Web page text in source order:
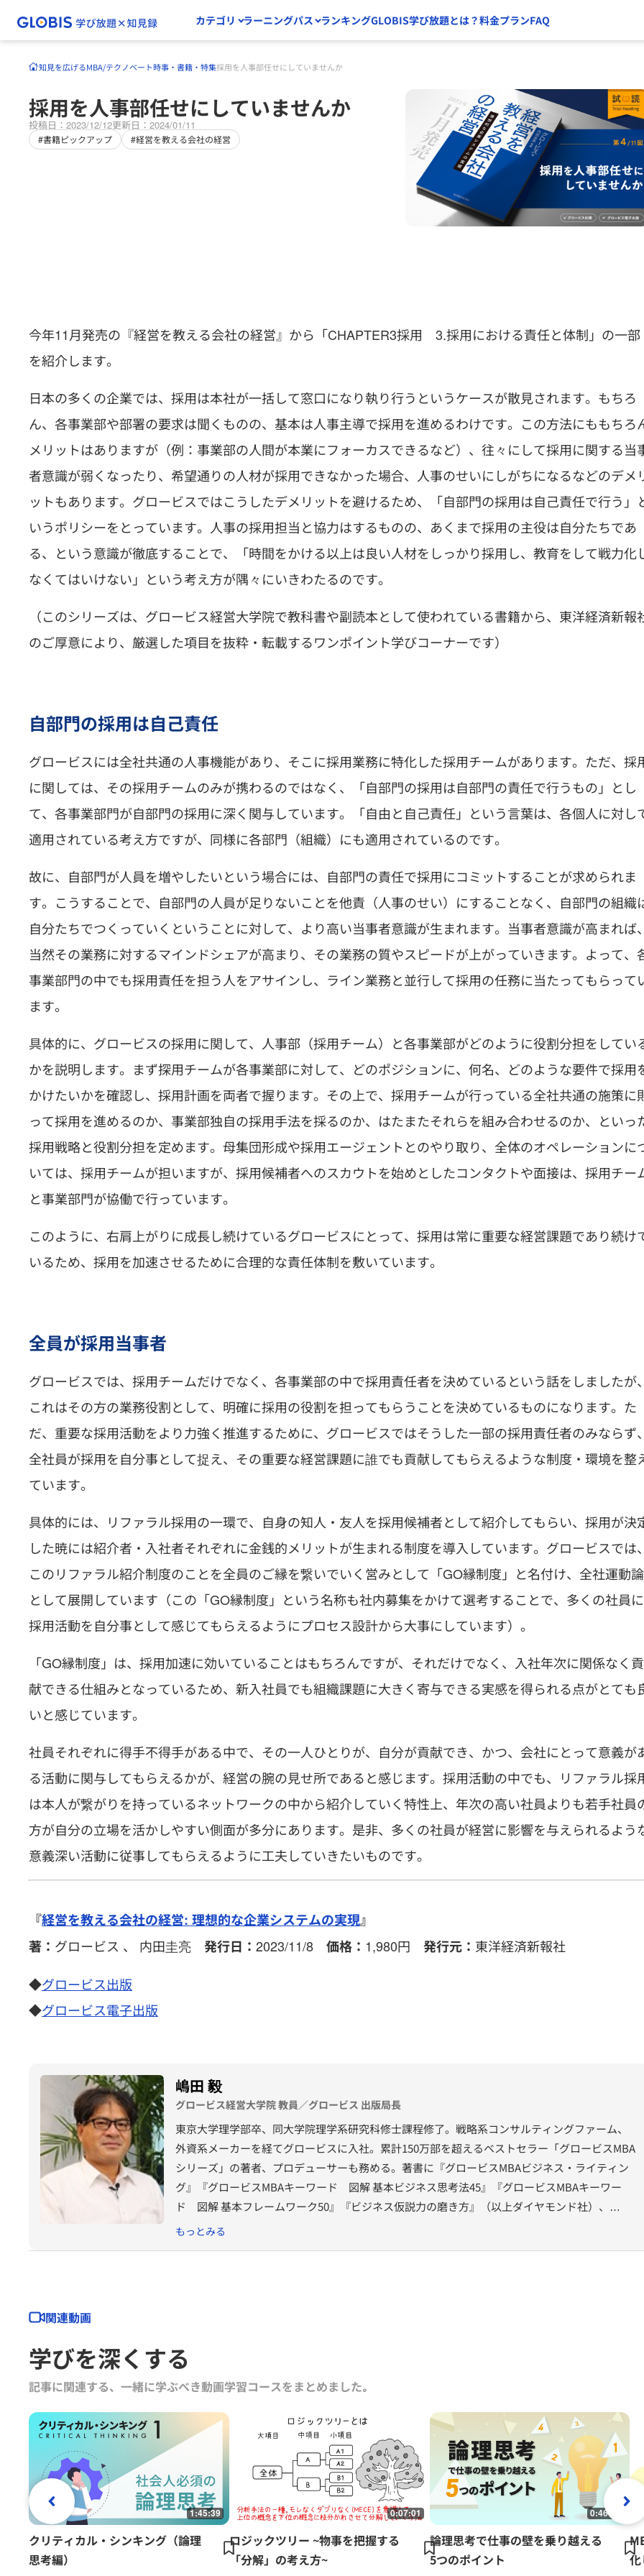
カテゴリ ラーニングパス ランキングGLOBIS学び放題とは？料金プランFAQ
知見を広げるMBA/テクノベート時事・書籍・特集採用を人事部任せにしていませんか
採用を人事部任せにしていませんか
投稿日：2023/12/12更新日：2024/01/11
#書籍ピックアップ #経営を教える会社の経営
今年11月発売の『経営を教える会社の経営』から「CHAPTER3採用 3.採用における責任と体制」の一部
を紹介します。
日本の多くの企業では、採用は本社が一括して窓口になり執り行うというケースが散見されます。もちろ
ん、各事業部や部署の要求は聞くものの、基本は人事主導で採用を進めるわけです。この方法にももちろ
メリットはありますが（例：事業部の人間が本業にフォーカスできるなど）、往々にして採用に関する当
者意識が弱くなったり、希望通りの人材が採用できなかった場合、人事のせいにしがちになるなどのデメ
ットもあります。グロービスではこうしたデメリットを避けるため、「自部門の採用は自己責任で行う」
いうポリシーをとっています。人事の採用担当と協力はするものの、あくまで採用の主役は自分たちであ
る、という意識が徹底することで、「時間をかける以上は良い人材をしっかり採用し、教育をして戦力化
なくてはいけない」という考え方が隅々にいきわたるのです。
（このシリーズは、グロービス経営大学院で教科書や副読本として使われている書籍から、東洋経済新報
のご厚意により、厳選した項目を抜粋・転載するワンポイント学びコーナーです）
自部門の採用は自己責任
グロービスには全社共通の人事機能があり、そこに採用業務に特化した採用チームがあります。ただ、採
に関しては、その採用チームのみが携わるのではなく、「自部門の採用は自部門の責任で行うもの」とし
て、各事業部門が自部門の採用に深く関与しています。「自由と自己責任」という言葉は、各個人に対し
適用されている考え方ですが、同様に各部門（組織）にも適用されているのです。
故に、自部門が人員を増やしたいという場合には、自部門の責任で採用にコミットすることが求められま
す。こうすることで、自部門の人員が足りないことを他責（人事のせい）にすることなく、自部門の組織
自分たちでつくっていくということに対して、より高い当事者意識が生まれます。当事者意識が高まれば、
当然その業務に対するマインドシェアが高まり、その業務の質やスピードが上がっていきます。よって、
事業部門の中でも採用責任を担う人をアサインし、ライン業務と並行して採用の任務に当たってもらって
ます。
具体的に、グロービスの採用に関して、人事部（採用チーム）と各事業部がどのように役割分担をしてい
かを説明します。まず探用チームが各事業部に対して、どのポジションに、何名、どのような要件で採用
かけたいかを確認し、採用計画を両者で握ります。その上で、採用チームが行っている全社共通の施策に
って採用を進めるのか、事業部独自の採用手法を採るのか、はたまたそれらを組み合わせるのか、といっ
採用戦略と役割分担を定めます。母集団形成や採用エージェントとのやり取り、全体のオペレーションに
いては、採用チームが担いますが、採用候補者へのスカウトを始めとしたコンタクトや面接は、採用チー
と事業部門が協働で行っています。
このように、右肩上がりに成長し続けているグロービスにとって、採用は常に重要な経営課題であり続け
いるため、採用を加速させるために合理的な責任体制を敷いています。
全員が採用当事者
グロービスでは、採用チームだけでなく、各事業部の中で採用責任者を決めているという話をしましたが、
これはその方の業務役割として、明確に採用の役割を担ってもらうことを決めているものになります。た
だ、重要な採用活動をより力強く推進するために、グロービスではそうした一部の採用責任者のみならず、
全社員が採用を自分事として捉え、その重要な経営課題に誰でも貢献してもらえるような制度・環境を整
ています。
具体的には、リファラル採用の一環で、自身の知人・友人を採用候補者として紹介してもらい、採用が決
した暁には紹介者・入社者それぞれに金銭的メリットが生まれる制度を導入しています。グロービスでは、
このリファラル紹介制度のことを全員のご縁を繋いでいく営みとして「GO縁制度」と名付け、全社運動論
として展開しています（この「GO縁制度」という名称も社内募集をかけて選考することで、多くの社員に
採用活動を自分事として感じてもらえるようにプロセス設計から大事にしています）。
「GO縁制度」は、採用加速に効いていることはもちろんですが、それだけでなく、入社年次に関係なく貢
献できる仕組みとなっているため、新入社員でも組織課題に大きく寄与できる実感を得られる点がとても
いと感じています。
社員それぞれに得手不得手がある中で、その一人ひとりが、自分が貢献でき、かつ、会社にとって意義が
る活動に関与してもらえるかが、経営の腕の見せ所であると感じます。採用活動の中でも、リファラル採
は本人が繋がりを持っているネットワークの中から紹介していく特性上、年次の高い社員よりも若手社員
方が自分の立場を活かしやすい側面が多分にあります。是非、多くの社員が経営に影響を与えられるよう
意義深い活動に従事してもらえるように工夫していきたいものです。
『経営を教える会社の経営: 理想的な企業システムの実現』
著： グロービス 、 内田圭亮 発行日： 2023/11/8 価格： 1,980円 発行元： 東洋経済新報社
◆グロービス出版
◆グロービス電子出版
嶋田 毅
グロービス経営大学院 教員／グロービス 出版局長
東京大学理学部卒、同大学院理学系研究科修士課程修了。戦略系コンサルティングファーム、
外資系メーカーを経てグロービスに入社。累計150万部を超えるベストセラー「グロービスMBA
シリーズ」の著者、プロデューサーも務める。著書に『グロービスMBAビジネス・ライティン
グ』『グロービスMBAキーワード 図解 基本ビジネス思考法45』『グロービスMBAキーワー
ド 図解 基本フレームワーク50』『ビジネス仮説力の磨き方』（以上ダイヤモンド社）、
『MBA 100の基本』（東洋経済新報社）、『［実況］ロジカルシンキング教室』『［実況』アカ
自社課題（アクションラーニング）などの講師を務める。グロービスのナレッジライブラリ
「GLOBIS知見録」に定期的にコラムを連載するとともに、さまざまなテーマで講演なども行っ
もっとみる
関連動画
学びを深くする
記事に関連する、一緒に学ぶべき動画学習コースをまとめました｡
1:45:39
クリティカル・シンキング（論理
思考編）
0:07:01
ロジックツリー ~物事を把握する
「分解」の考え方~
0:46:06
論理思考で仕事の壁を乗り越える
5つのポイント
化